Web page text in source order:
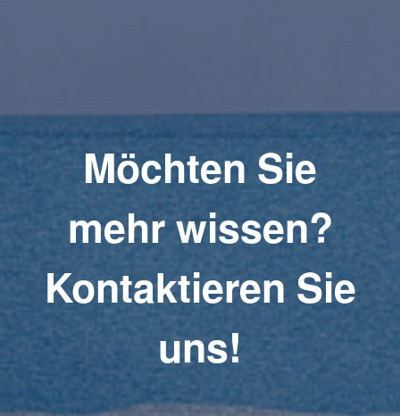
Möchten Sie
mehr wissen?
Kontaktieren Sie
uns!